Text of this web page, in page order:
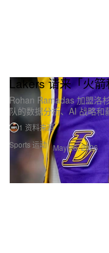
Sports 运动
Lakers 请来「火
Rohan Ramadas 加盟洛
队的数据分析、AI 战略和
1 资料来源
May 26, 2026